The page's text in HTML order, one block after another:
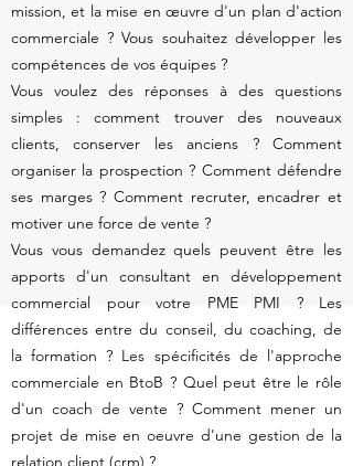
mission, et la mise en œuvre d'un plan d'action
commerciale ? Vous souhaitez développer les
compétences de vos équipes ?
Vous voulez des réponses à des questions
simples : comment trouver des nouveaux
clients, conserver les anciens ? Comment
organiser la prospection ? Comment défendre
ses marges ? Comment recruter, encadrer et
motiver une force de vente ?
Vous vous demandez quels peuvent être les
apports d'un consultant en développement
commercial pour votre PME PMI ? Les
différences entre du conseil, du coaching, de
la formation ? Les spécificités de l'approche
commerciale en BtoB ? Quel peut être le rôle
d'un coach de vente ? Comment mener un
projet de mise en oeuvre d'une gestion de la
relation client (crm) ?